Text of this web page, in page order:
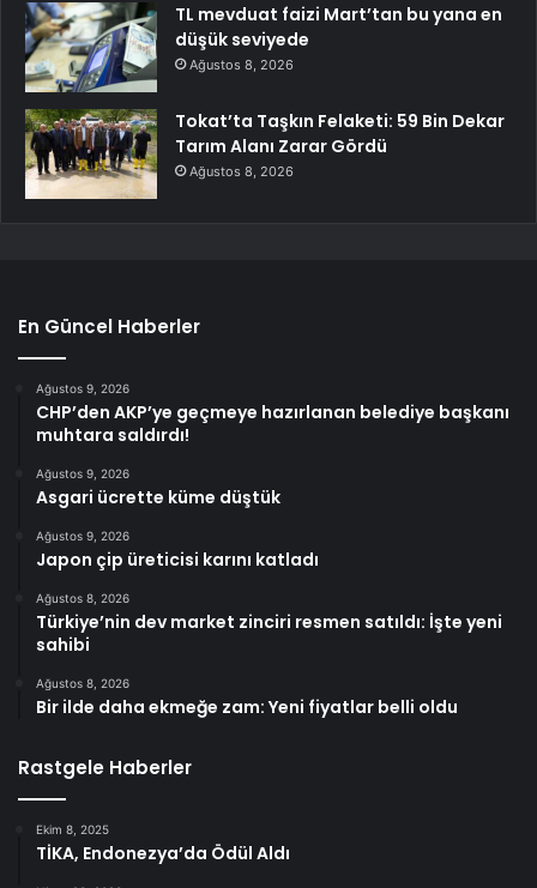
TL mevduat faizi Mart’tan bu yana en
düşük seviyede
Ağustos 8, 2026
Tokat’ta Taşkın Felaketi: 59 Bin Dekar
Tarım Alanı Zarar Gördü
Ağustos 8, 2026
En Güncel Haberler
Ağustos 9, 2026
CHP’den AKP’ye geçmeye hazırlanan belediye başkanı
muhtara saldırdı!
Ağustos 9, 2026
Asgari ücrette küme düştük
Ağustos 9, 2026
Japon çip üreticisi karını katladı
Ağustos 8, 2026
Türkiye’nin dev market zinciri resmen satıldı: İşte yeni
sahibi
Ağustos 8, 2026
Bir ilde daha ekmeğe zam: Yeni fiyatlar belli oldu
Rastgele Haberler
Ekim 8, 2025
TİKA, Endonezya’da Ödül Aldı